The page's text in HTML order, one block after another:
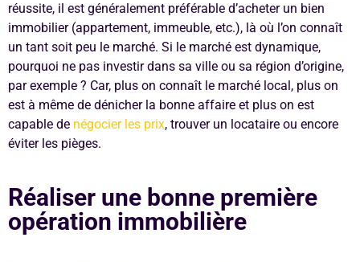
réussite, il est généralement préférable d’acheter un bien
immobilier (appartement, immeuble, etc.), là où l’on connaît
un tant soit peu le marché. Si le marché est dynamique,
pourquoi ne pas investir dans sa ville ou sa région d’origine,
par exemple ? Car, plus on connaît le marché local, plus on
est à même de dénicher la bonne affaire et plus on est
capable de négocier les prix, trouver un locataire ou encore
éviter les pièges.
Réaliser une bonne première
opération immobilière